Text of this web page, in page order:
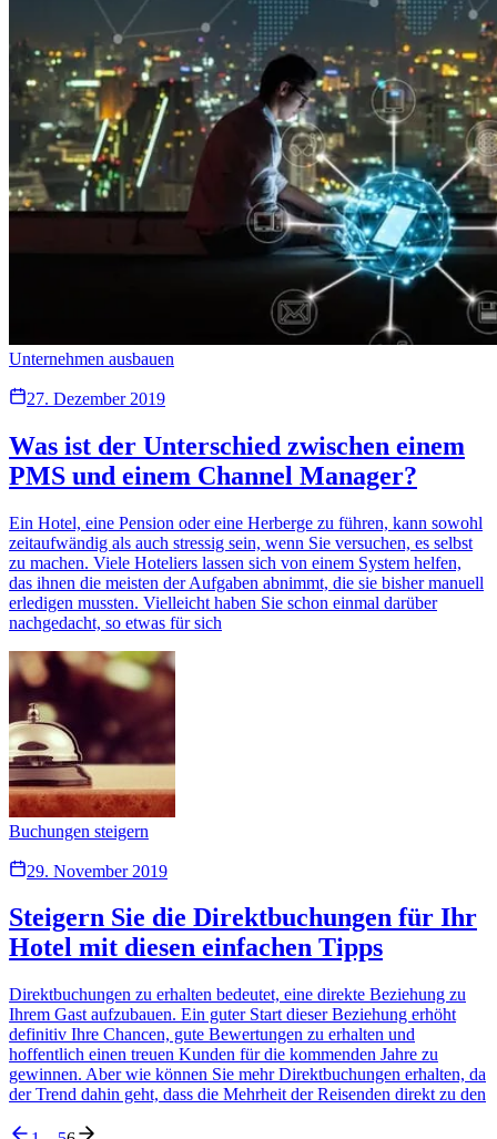
Unternehmen ausbauen
27. Dezember 2019
Was ist der Unterschied zwischen einem
PMS und einem Channel Manager?
Ein Hotel, eine Pension oder eine Herberge zu führen, kann sowohl
zeitaufwändig als auch stressig sein, wenn Sie versuchen, es selbst
zu machen. Viele Hoteliers lassen sich von einem System helfen,
das ihnen die meisten der Aufgaben abnimmt, die sie bisher manuell
erledigen mussten. Vielleicht haben Sie schon einmal darüber
nachgedacht, so etwas für sich
Buchungen steigern
29. November 2019
Steigern Sie die Direktbuchungen für Ihr
Hotel mit diesen einfachen Tipps
Direktbuchungen zu erhalten bedeutet, eine direkte Beziehung zu
Ihrem Gast aufzubauen. Ein guter Start dieser Beziehung erhöht
definitiv Ihre Chancen, gute Bewertungen zu erhalten und
hoffentlich einen treuen Kunden für die kommenden Jahre zu
gewinnen. Aber wie können Sie mehr Direktbuchungen erhalten, da
der Trend dahin geht, dass die Mehrheit der Reisenden direkt zu den